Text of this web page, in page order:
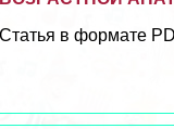
Статья в формате